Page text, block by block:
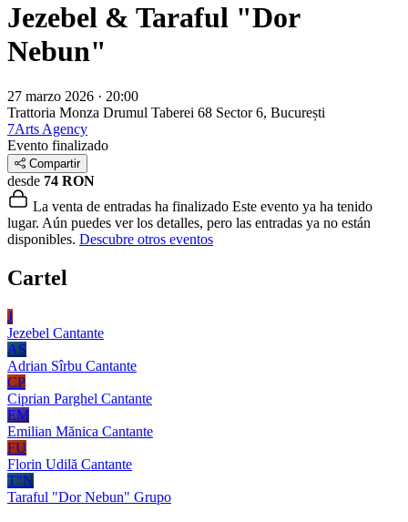
Jezebel & Taraful "Dor
Nebun"
27 marzo 2026 · 20:00
Trattoria Monza Drumul Taberei 68 Sector 6, București
7Arts Agency
Evento finalizado
Compartir
desde 74 RON
La venta de entradas ha finalizado Este evento ya ha tenido
lugar. Aún puedes ver los detalles, pero las entradas ya no están
disponibles. Descubre otros eventos
Cartel
J
Jezebel Cantante
AS
Adrian Sîrbu Cantante
CP
Ciprian Parghel Cantante
EM
Emilian Mănica Cantante
FU
Florin Udilă Cantante
T"N
Taraful "Dor Nebun" Grupo